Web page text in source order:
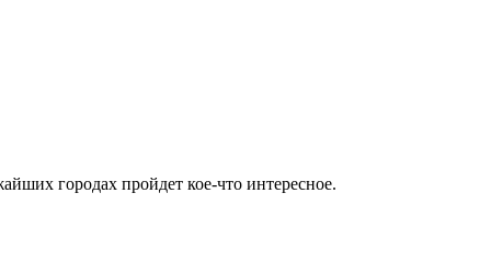
городах пройдет кое-что интересное.